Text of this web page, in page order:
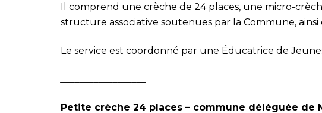
Il comprend une crèche de 24 places, une micro-
structure associative soutenues par la Commune, ainsi
Le service est coordonné par une Éducatrice de
Petite crèche 24 places – commune déléguée de